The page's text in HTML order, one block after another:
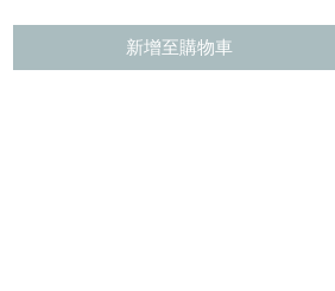
新增至購物車